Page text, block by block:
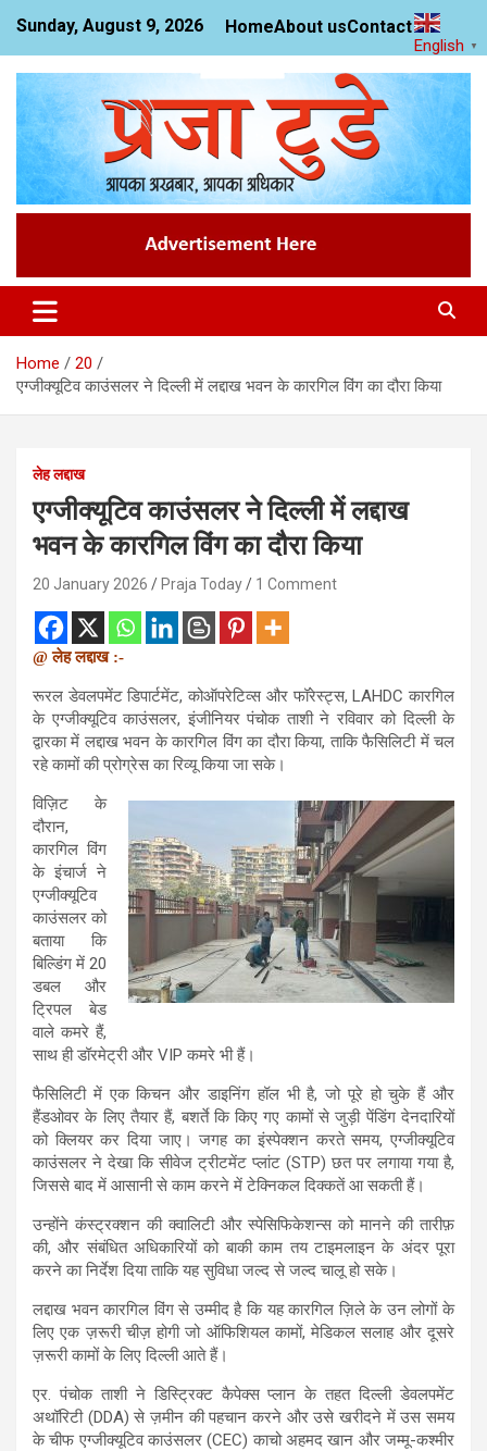
content
Sunday, August 9, 2026 HomeAbout usContact us
Praja Today
News Website
Home
20
एग्जीक्यूटिव काउंसलर ने दिल्ली में लद्दाख भवन के कारगिल विंग का दौरा किया
लेह लद्दाख
एग्जीक्यूटिव काउंसलर ने दिल्ली में लद्दाख
भवन के कारगिल विंग का दौरा किया
20 January 2026 Praja Today 1 Comment
@ लेह लद्दाख :-
रूरल डेवलपमेंट डिपार्टमेंट, कोऑपरेटिव्स और फॉरेस्ट्स, LAHDC कारगिल
के एग्जीक्यूटिव काउंसलर, इंजीनियर पंचोक ताशी ने रविवार को दिल्ली के
द्वारका में लद्दाख भवन के कारगिल विंग का दौरा किया, ताकि फैसिलिटी में चल
रहे कामों की प्रोग्रेस का रिव्यू किया जा सके।
विज़िट के
दौरान,
कारगिल विंग
के इंचार्ज ने
एग्जीक्यूटिव
काउंसलर को
बताया कि
बिल्डिंग में 20
डबल और
ट्रिपल बेड
वाले कमरे हैं,
साथ ही डॉरमेट्री और VIP कमरे भी हैं।
फैसिलिटी में एक किचन और डाइनिंग हॉल भी है, जो पूरे हो चुके हैं और
हैंडओवर के लिए तैयार हैं, बशर्ते कि किए गए कामों से जुड़ी पेंडिंग देनदारियों
को क्लियर कर दिया जाए। जगह का इंस्पेक्शन करते समय, एग्जीक्यूटिव
काउंसलर ने देखा कि सीवेज ट्रीटमेंट प्लांट (STP) छत पर लगाया गया है,
जिससे बाद में आसानी से काम करने में टेक्निकल दिक्कतें आ सकती हैं।
उन्होंने कंस्ट्रक्शन की क्वालिटी और स्पेसिफिकेशन्स को मानने की तारीफ़
की, और संबंधित अधिकारियों को बाकी काम तय टाइमलाइन के अंदर पूरा
करने का निर्देश दिया ताकि यह सुविधा जल्द से जल्द चालू हो सके।
लद्दाख भवन कारगिल विंग से उम्मीद है कि यह कारगिल ज़िले के उन लोगों के
लिए एक ज़रूरी चीज़ होगी जो ऑफिशियल कामों, मेडिकल सलाह और दूसरे
ज़रूरी कामों के लिए दिल्ली आते हैं।
एर. पंचोक ताशी ने डिस्ट्रिक्ट कैपेक्स प्लान के तहत दिल्ली डेवलपमेंट
अथॉरिटी (DDA) से ज़मीन की पहचान करने और उसे खरीदने में उस समय
के चीफ एग्जीक्यूटिव काउंसलर (CEC) काचो अहमद खान और जम्मू-कश्मीर
English ▼